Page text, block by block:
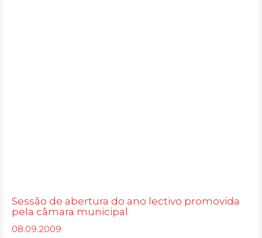
Sessão de abertura do ano lectivo promovida
pela câmara municipal
08.09.2009